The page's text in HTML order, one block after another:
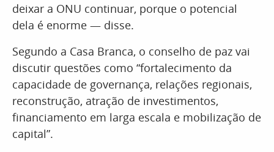
deixar a ONU continuar, porque o potencial
dela é enorme — disse.
Segundo a Casa Branca, o conselho de paz vai
discutir questões como “fortalecimento da
capacidade de governança, relações regionais,
reconstrução, atração de investimentos,
financiamento em larga escala e mobilização de
capital”.